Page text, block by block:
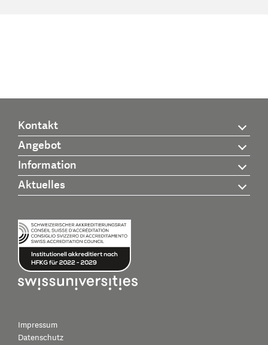
Kontakt
Angebot
Information
Aktuelles
Impressum
Datenschutz